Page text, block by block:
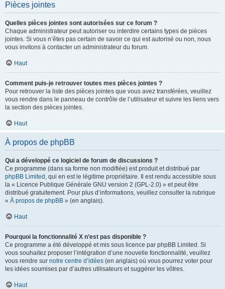
Pièces jointes
Quelles pièces jointes sont autorisées sur ce forum ?
Chaque administrateur peut autoriser ou interdire certains types de pièces
jointes. Si vous n’êtes pas certain de savoir ce qui est autorisé ou non, nous
vous invitons à contacter un administrateur du forum.
Haut
Comment puis-je retrouver toutes mes pièces jointes ?
Pour retrouver la liste des pièces jointes que vous avez transférées, veuillez
vous rendre dans le panneau de contrôle de l’utilisateur et suivre les liens vers
la section des pièces jointes.
Haut
À propos de phpBB
Qui a développé ce logiciel de forum de discussions ?
Ce programme (dans sa forme non modifiée) est produit et distribué par
phpBB Limited , qui en est le légitime propriétaire. Il est rendu accessible sous
la « Licence Publique Générale GNU version 2 (GPL-2.0) » et peut être
distribué gratuitement. Pour plus d’informations, veuillez consulter la rubrique
« À propos de phpBB » (en anglais).
Haut
Pourquoi la fonctionnalité X n’est pas disponible ?
Ce programme a été développé et mis sous licence par phpBB Limited. Si
vous souhaitez proposer l’intégration d’une nouvelle fonctionnalité, veuillez
vous rendre sur notre centre d’idées (en anglais) où vous pourrez voter pour
les idées soumises par d’autres utilisateurs et suggérer les vôtres.
Haut